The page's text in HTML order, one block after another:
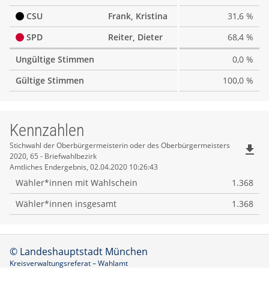
CSU
Frank, Kristina
31,6 %
SPD
Reiter, Dieter
68,4 %
Ungültige Stimmen
0,0 %
Gültige Stimmen
100,0 %
Kennzahlen
Kennzahlen
Stichwahl der Oberbürgermeisterin oder des Oberbürgermeisters
2020, 65 - Briefwahlbezirk
Amtliches Endergebnis, 02.04.2020 10:26:43
file_download
Wähler*innen mit Wahlschein
1.368
Wähler*innen insgesamt
1.368
© Landeshauptstadt München
Kreisverwaltungsreferat – Wahlamt